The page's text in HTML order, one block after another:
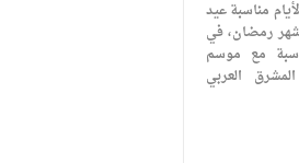
مناسبة عيد
رمضان، في
مع موسم
العربي